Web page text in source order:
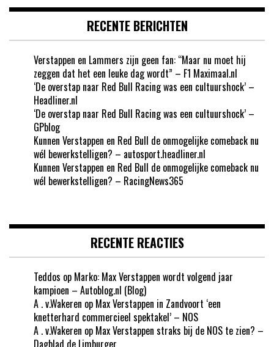
RECENTE BERICHTEN
Verstappen en Lammers zijn geen fan: “Maar nu moet hij
zeggen dat het een leuke dag wordt” – F1 Maximaal.nl
‘De overstap naar Red Bull Racing was een cultuurshock’ –
Headliner.nl
‘De overstap naar Red Bull Racing was een cultuurshock’ –
GPblog
Kunnen Verstappen en Red Bull de onmogelijke comeback nu
wél bewerkstelligen? – autosport.headliner.nl
Kunnen Verstappen en Red Bull de onmogelijke comeback nu
wél bewerkstelligen? – RacingNews365
RECENTE REACTIES
Teddos op Marko: Max Verstappen wordt volgend jaar
kampioen – Autoblog.nl (Blog)
A . v.Wakeren op Max Verstappen in Zandvoort ‘een
knetterhard commercieel spektakel’ – NOS
A . v.Wakeren op Max Verstappen straks bij de NOS te zien? –
Dagblad de Limburger